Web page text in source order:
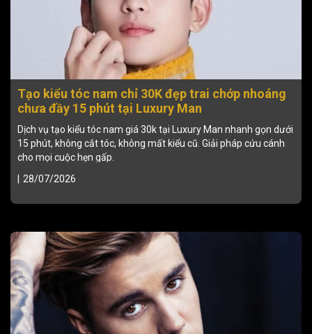
Tạo kiểu tóc nam chỉ 30K đẹp trai chớp nhoáng
chưa đầy 15 phút tại Luxury Man
Dịch vụ tạo kiểu tóc nam giá 30k tại Luxury Man nhanh gọn dưới
15 phút, không cắt tóc, không mất kiểu cũ. Giải pháp cứu cánh
cho mọi cuộc hẹn gấp.
| 28/07/2026